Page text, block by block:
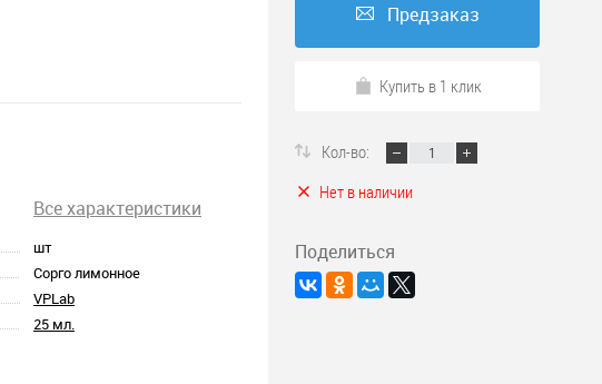
Все характеристики
шт
Сорго лимонное
VPLab
25 мл.
Предзаказ
Купить в 1 клик
Кол-во:
Нет в наличии
Поделиться